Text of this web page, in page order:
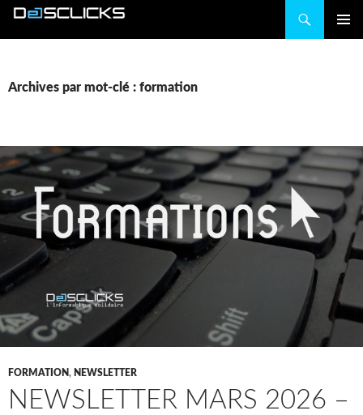
Recherche
Archives par mot-clé : formation
FORMATION, NEWSLETTER
NEWSLETTER MARS 2026 –